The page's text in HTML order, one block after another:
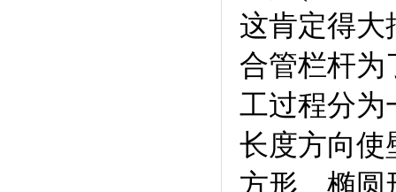
这肯定得大
合管栏杆为
工过程分为
长度方向使
方形、椭圆